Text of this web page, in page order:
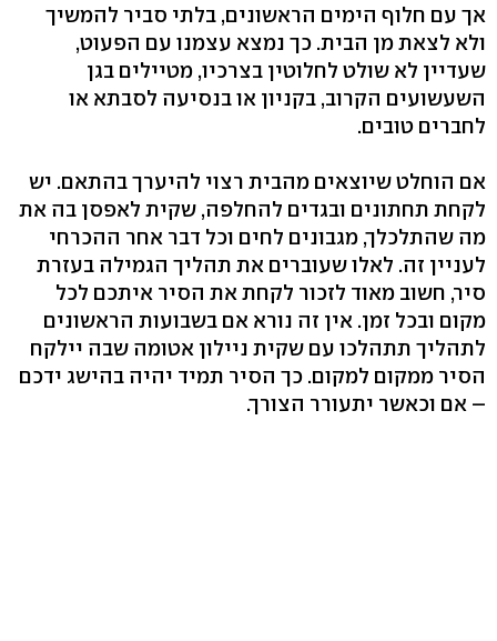
אך עם חלוף הימים הראשונים, בלתי סביר להמשיך
ולא לצאת מן הבית. כך נמצא עצמנו עם הפעוט,
שעדיין לא שולט לחלוטין בצרכיו, מטיילים בגן
השעשועים הקרוב, בקניון או בנסיעה לסבתא או
לחברים טובים.
אם הוחלט שיוצאים מהבית רצוי להיערך בהתאם. יש
לקחת תחתונים ובגדים להחלפה, שקית לאפסן בה את
מה שהתלכלך, מגבונים לחים וכל דבר אחר ההכרחי
לעניין זה. לאלו שעוברים את תהליך הגמילה בעזרת
סיר, חשוב מאוד לזכור לקחת את הסיר איתכם לכל
מקום ובכל זמן. אין זה נורא אם בשבועות הראשונים
לתהליך תתהלכו עם שקית ניילון אטומה שבה יילקח
הסיר ממקום למקום. כך הסיר תמיד יהיה בהישג ידכם
– אם וכאשר יתעורר הצורך.